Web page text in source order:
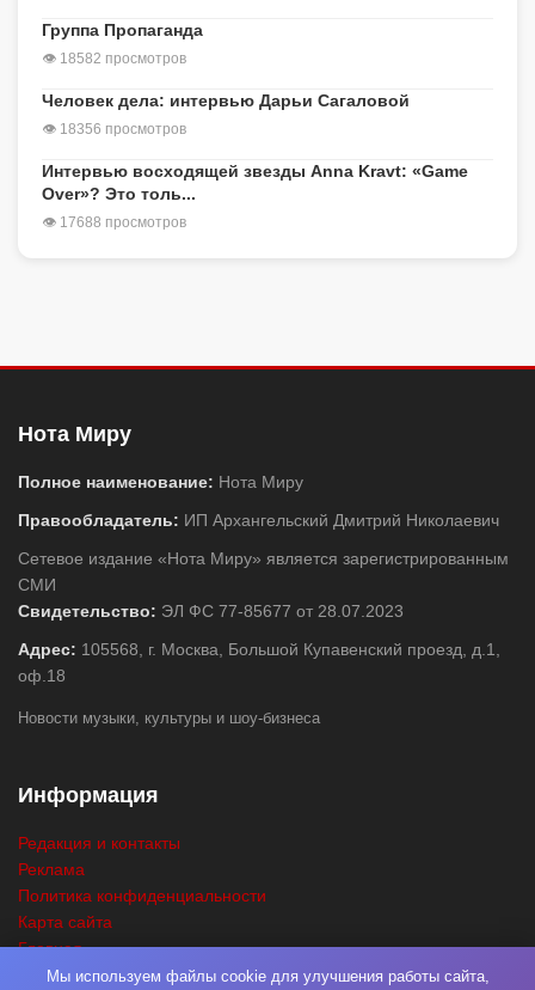
Группа Пропаганда
👁 18582 просмотров
Человек дела: интервью Дарьи Сагаловой
👁 18356 просмотров
Интервью восходящей звезды Anna Kravt: «Game
Over»? Это толь...
👁 17688 просмотров
Нота Миру
Полное наименование: Нота Миру
Правообладатель: ИП Архангельский Дмитрий Николаевич
Сетевое издание «Нота Миру» является зарегистрированным
СМИ
Свидетельство: ЭЛ ФС 77-85677 от 28.07.2023
Адрес: 105568, г. Москва, Большой Купавенский проезд, д.1,
оф.18
Новости музыки, культуры и шоу-бизнеса
Информация
Редакция и контакты
Реклама
Политика конфиденциальности
Карта сайта
Главная
ПоискМы используем файлы cookie для улучшения работы сайта,